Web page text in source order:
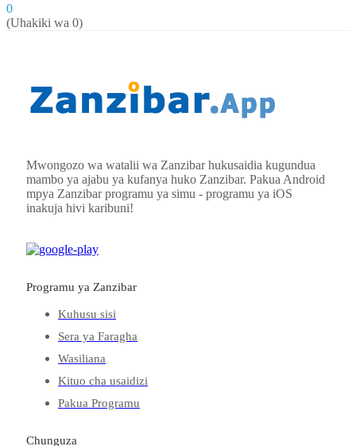
0
(Uhakiki wa 0)
Mwongozo wa watalii wa Zanzibar hukusaidia kugundua
mambo ya ajabu ya kufanya huko Zanzibar. Pakua Android
mpya Zanzibarprogramu ya simu - programu ya iOS
inakuja hivi karibuni!
Programu ya Zanzibar
Kuhusu sisi
Sera ya Faragha
Wasiliana
Kituo cha usaidizi
Pakua Programu
Chunguza